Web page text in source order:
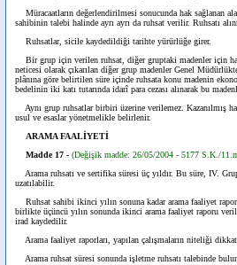
Müracaatların değerlendirilmesi sonucunda hak sağlanan
sahibinin talebi halinde ayrı ayrı da ruhsat verilir. Ruhsatı
Ruhsatlar, sicile kaydedildiği tarihte yürürlüğe girer.
Bir grup için verilen ruhsat, diğer gruptaki madenler için
neticesi olarak çıkarılan diğer grup madenler Genel
plânına göre belirtilen süre içinde ruhsata konu madenin
bedelinin iki katı tutarında idarî para cezası alınarak bu
Aynı grup ruhsatlar birbiri üzerine verilemez. Kazanılmış
usul ve esaslar yönetmelikle belirlenir.
ARAMA FAALİYETİ
Madde 17 - (Değişik madde: 26/05/2004 - 5177 S.K./
Arama ruhsatı ve sertifika süresi üç yıldır. Bu süre, IV.
uzatılabilir.
Ruhsat sahibi ikinci yılın sonuna kadar arama faaliyet
birlikte üçüncü yılın sonunda ikinci arama faaliyet raporu
irad kaydedilir.
Arama faaliyet raporları, yapılan çalışmaların niteliği
Arama ruhsat süresi sonunda işletme ruhsatı talebinde